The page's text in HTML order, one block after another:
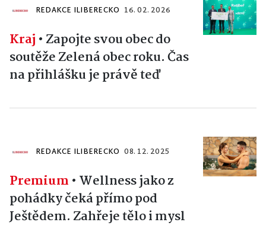
REDAKCE ILIBERECKO 16. 02. 2026
Kraj • Zapojte svou obec do
soutěže Zelená obec roku. Čas
na přihlášku je právě teď
REDAKCE ILIBERECKO 08. 12. 2025
Premium • Wellness jako z
pohádky čeká přímo pod
Ještědem. Zahřeje tělo i mysl